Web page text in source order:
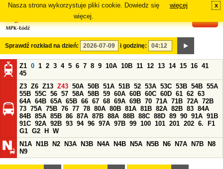
Nasza strona wykorzystuje pliki cookie. Dowiedz się
więcej.
więcej x
Sprawdź rozkład na dzień: i godzinę:
Z1 0 1 2 3 4 5 6 7 8 9 10A 10B 11 12 13 14 15 16 41
45
Z3 Z6 Z13 Z43 50A 50B 51A 51B 52 53A 53C 53B 54B 55A
55B 55C 56 57 58A 58B 59 60A 60B 60C 60D 61 62 63
64A 64B 65A 65B 66 67 68 69A 69B 70 71A 71B 72A 72B
73 75A 75B 76 77 78 80A 80B 81A 81B 82A 82B 83 84A
84B 85A 85B 86 87A 87B 88A 88B 88C 88D 89 90 91A 91B
91C 92A 92B 93 94 96 97A 97B 99 100 101 201 202 6.
F1
G1 G2 H
W
N1A
N1B N2 N3A N3B N4A N4B N5A N5B N6 N7A N7B
N8
N9